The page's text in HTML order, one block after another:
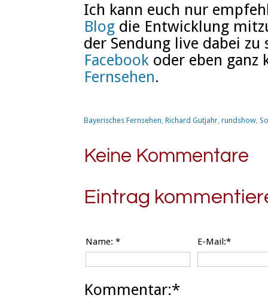
Ich kann euch nur
Blog die Entwicklung
der Sendung live dabei
Facebook oder eben ganz
Fernsehen.
Bayerisches Fernsehen, Richard Gutjahr, rundshow,
Keine Kommentare
Eintrag
Name: * E-Mail:*
Kommentar:*